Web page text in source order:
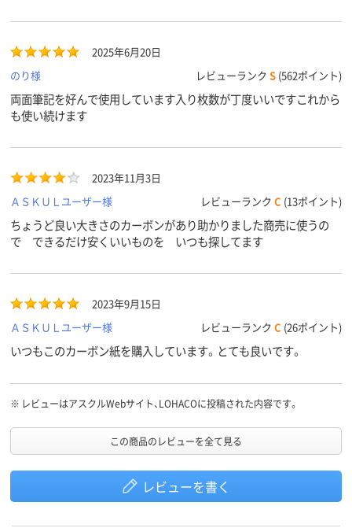
2025年6月20日
のり様
レビューランク S (562ポイント)
両面筆記を好んで使用しています入り枚数が丁度いいですこれから
も使い続けます
2023年11月3日
ＡＳＫＵＬユーザー様
レビューランク C (13ポイント)
ちょうど良い大きさのカーボンがあり助かりました商売に使うの
で できるだけ安くいいものを いつも探してます
2023年9月15日
ＡＳＫＵＬユーザー様
レビューランク C (26ポイント)
いつもこのカーボン紙を購入しています。とても良いです。
※ レビューはアスクルWebサイト、LOHACOに投稿された内容です。
この商品のレビューを全て見る
レビューを書く